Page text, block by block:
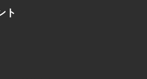
ト